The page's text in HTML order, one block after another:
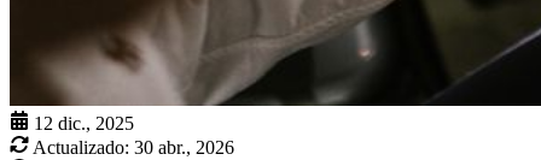
12 dic., 2025
Actualizado: 30 abr., 2026